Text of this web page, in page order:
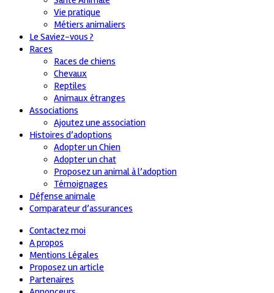
Vie pratique
Métiers animaliers
Le Saviez-vous ?
Races
Races de chiens
Chevaux
Reptiles
Animaux étranges
Associations
Ajoutez une association
Histoires d’adoptions
Adopter un Chien
Adopter un chat
Proposez un animal à l’adoption
Témoignages
Défense animale
Comparateur d’assurances
Contactez moi
A propos
Mentions Légales
Proposez un article
Partenaires